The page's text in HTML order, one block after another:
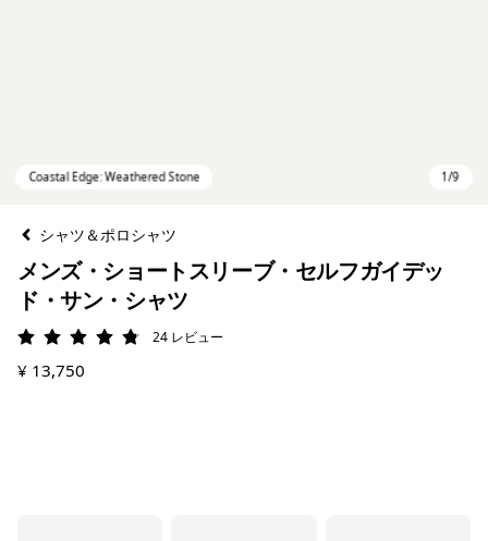
シャツ＆ポロシャツ
メンズ・ショートスリーブ・セルフガイデッ
ド・サン・シャツ
評価: 4.8 / 5
24 レビュー
¥ 13,750